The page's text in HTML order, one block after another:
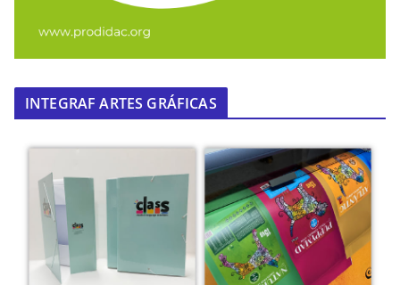
INTEGRAF ARTES GRÁFICAS